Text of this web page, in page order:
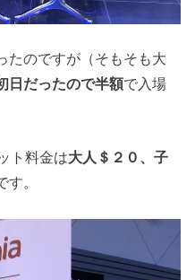
たのですが（そもそも大
日だったので半額で入場
ト料金は大人＄２０、子
す。